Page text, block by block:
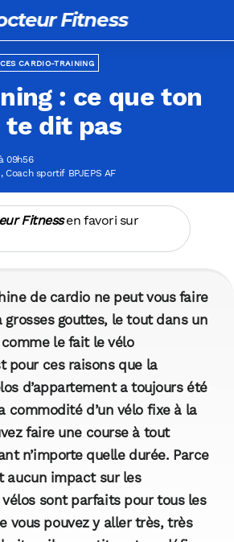
Fitness
CARDIO-TRAINING
: ce que ton
te dit pas
09h56
, Coach sportif BPJEPS AF
Fitnessen favori sur
de cardio ne peut vous faire
gouttes, le tout dans un
le fait le vélo
pour ces raisons que la
d’appartement a toujours été
commodité d’un vélo fixe à la
faire une course à tout
n’importe quelle durée. Parce
aucun impact sur les
sont parfaits pour tous les
vous pouvez y aller très, très